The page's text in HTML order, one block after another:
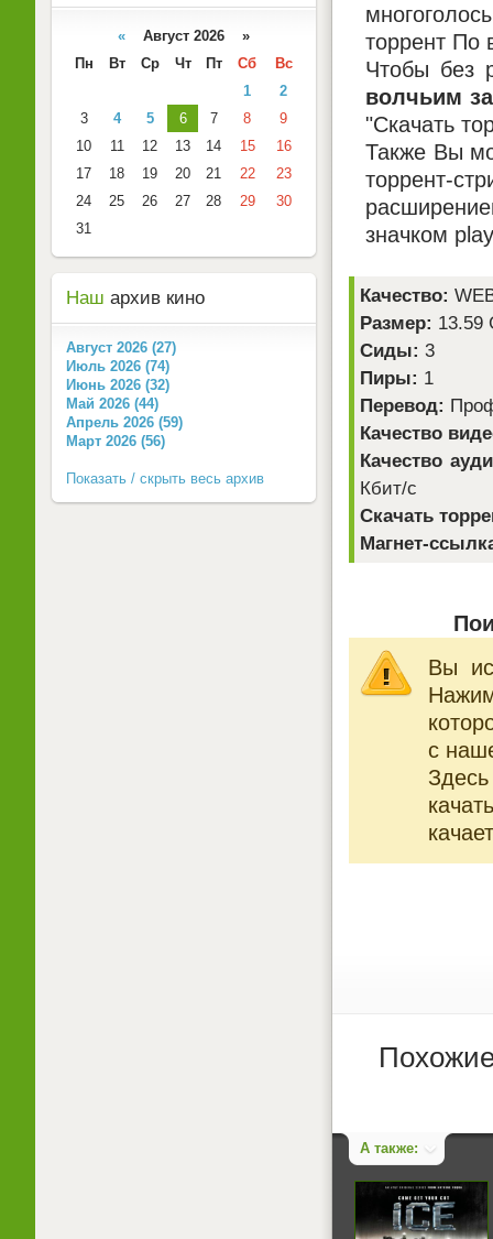
торрент По
Чтобы без
волчьим
"Скачать
Также Вы
торрент-
значком
Качество:
Размер: 13.59
Сиды: 3
Пиры: 1
Перевод:
Качество
Качество
Кбит/с
Скачать
Магнет-
Вы
с
А также:
« Август 2026 »
Пн
Вт Ср Чт Пт Сб
Вс
1
2
3
4 5 6 7 8
9
10
11 12 13 14 15
16
17
18 19 20 21 22
23
24
25 26 27 28 29
30
31
Наш архив кино
Август 2026 (27)
Июль 2026 (74)
Июнь 2026 (32)
Май 2026 (44)
Апрель 2026 (59)
Март 2026 (56)
Показать / скрыть весь архив